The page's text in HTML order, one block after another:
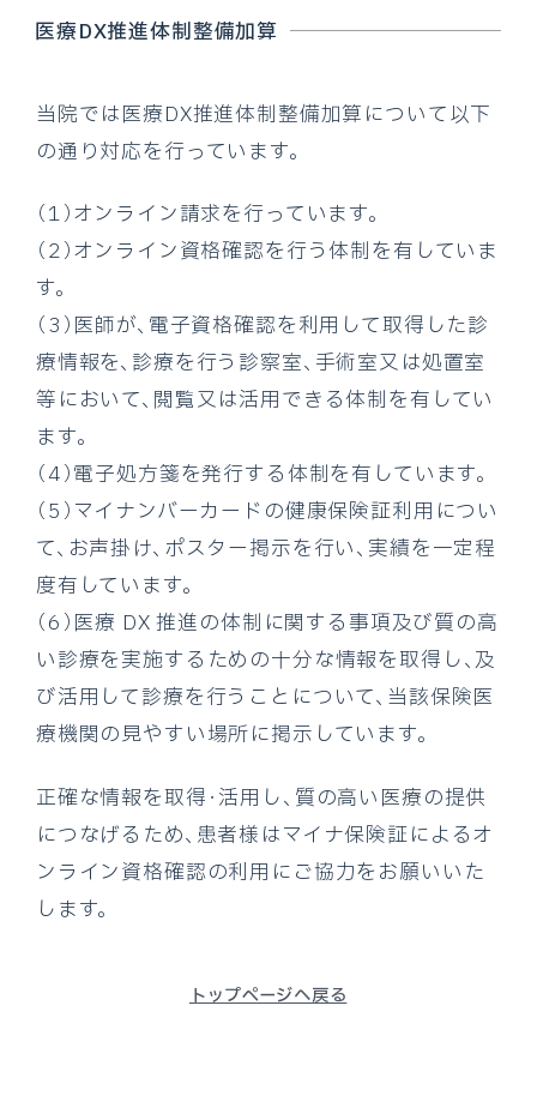
医療DX推進体制整備加算
当院では医療DX推進体制整備加算について以下
の通り対応を行っています。
（1）オンライン請求を行っています。
（2）オンライン資格確認を行う体制を有していま
す。
（3）医師が、電子資格確認を利用して取得した診
療情報を、診療を行う診察室、手術室又は処置室
等において、閲覧又は活用できる体制を有してい
ます。
（4）電子処方箋を発行する体制を有しています。
（5）マイナンバーカードの健康保険証利用につい
て、お声掛け、ポスター掲示を行い、実績を一定程
度有しています。
（6）医療 DX 推進の体制に関する事項及び質の高
い診療を実施するための十分な情報を取得し、及
び活用して診療を行うことについて、当該保険医
療機関の見やすい場所に掲示しています。
正確な情報を取得・活用し、質の高い医療の提供
につなげるため、患者様はマイナ保険証によるオ
ンライン資格確認の利用にご協力をお願いいた
します。
トップページへ戻る